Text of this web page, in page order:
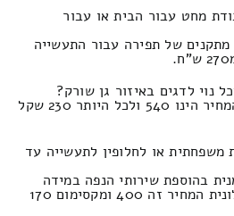
מחט עבור הבית או עבור
של תפירה עבור התעשייה
נוי לדגים באיזור גן שורק?
שינוע של מיכל נוי לדגים המחיר הינו 540 ולכל היותר 230 שקל
משפחתית או לחלופין לתעשייה עד
בהוספת שירותי הנפה במידה
ונצרך הובלה של כספת גמלונית המחיר זה 400 ומקסימום 170